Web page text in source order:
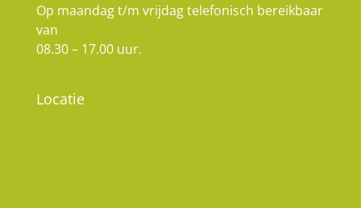
Op maandag t/m vrijdag telefonisch bereikbaar
van
08.30 – 17.00 uur.
Locatie